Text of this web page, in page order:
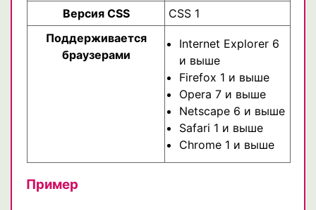
Версия CSS
CSS 1
Поддерживается
браузерами
Internet Explorer 6
и выше
Firefox 1 и выше
Opera 7 и выше
Netscape 6 и выше
Safari 1 и выше
Chrome 1 и выше
Пример